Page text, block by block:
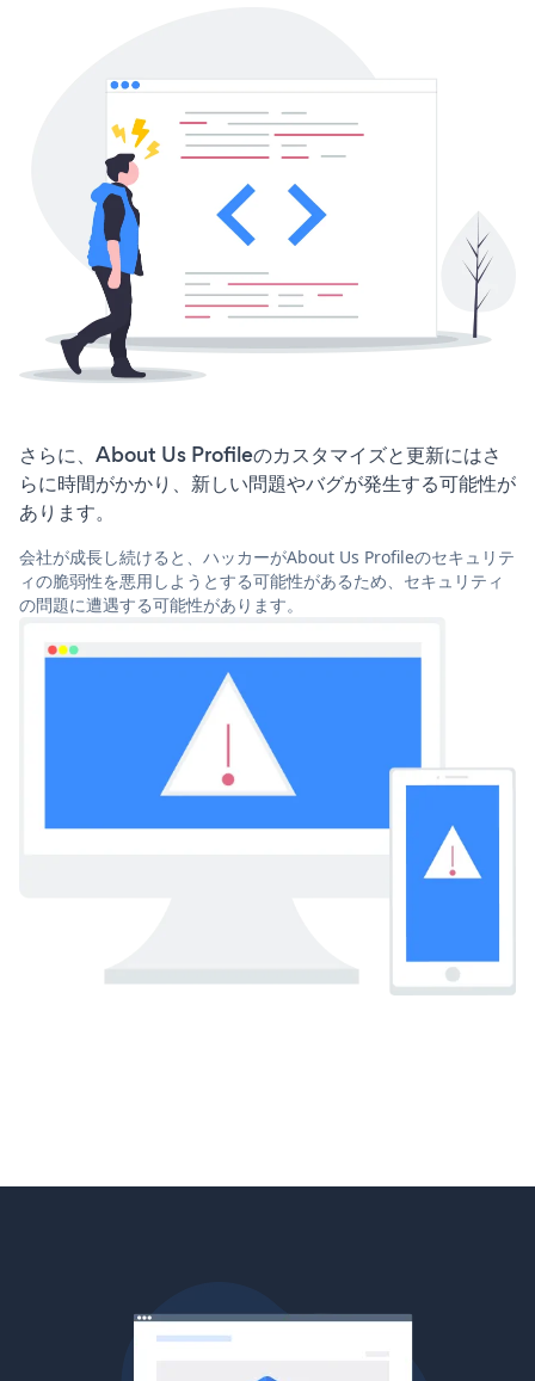
さらに、About Us Profileのカスタマイズと更新にはさ
らに時間がかかり、新しい問題やバグが発生する可能性が
あります。
会社が成長し続けると、ハッカーがAbout Us Profileのセキュリテ
ィの脆弱性を悪用しようとする可能性があるため、セキュリティ
の問題に遭遇する可能性があります。